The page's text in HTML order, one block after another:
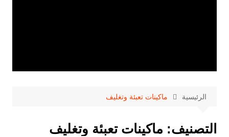
الرئيسية ماكينات تعبئة وتغليف
التصنيف: ماكينات تعبئة وتغليف